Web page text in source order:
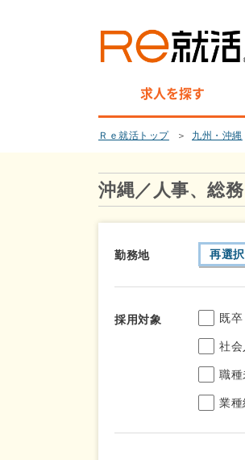
求人を探す
Ｒｅ就活トップ 九州・沖縄
沖縄／人事、総
勤務地 再選
採用対象 既
社
職種
業種